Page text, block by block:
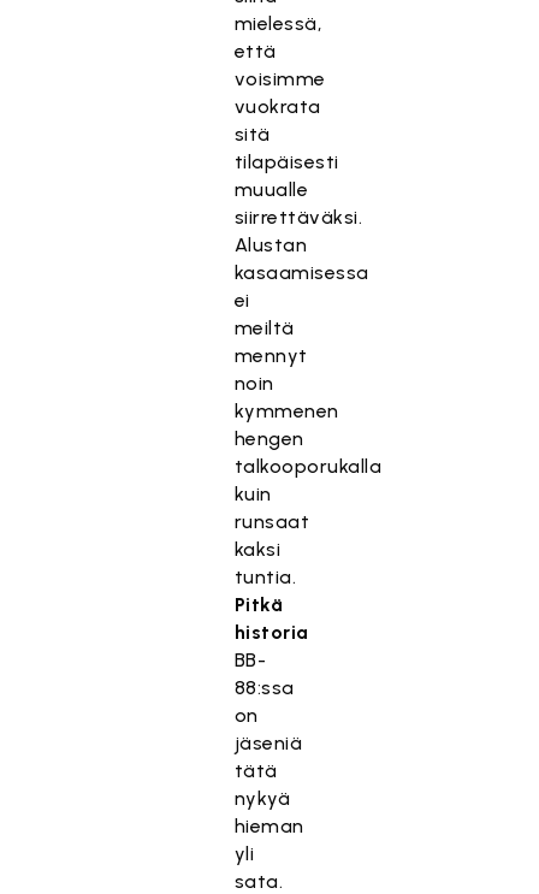
mielessä,
että
voisimme
vuokrata
sitä
tilapäisesti
muualle
siirrettäväksi.
Alustan
kasaamisessa
ei
meiltä
mennyt
noin
kymmenen
hengen
talkooporukalla
kuin
runsaat
kaksi
tuntia.
Pitkä
historia
BB-
88:ssa
on
jäseniä
tätä
nykyä
hieman
yli
sata.